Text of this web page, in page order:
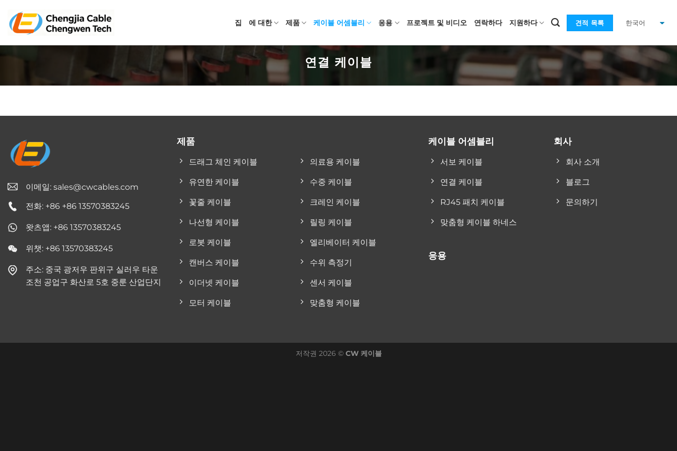
로
집 에 대한 제품 케이블 어셈블리 응용 프로젝트 및 비디오 연락하다 지원하다 견적 목록
연결 케이블
이메일: sales@cwcables.com
전화: +86 +86 13570383245
왓츠앱: +86 13570383245
위챗: +86 13570383245
주소: 중국 광저우 판위구 실러우 타운
조천 공업구 화산로 5호 중룬 산업단지
제품
드래그 체인 케이블
유연한 케이블
꽃줄 케이블
나선형 케이블
로봇 케이블
캔버스 케이블
이더넷 케이블
모터 케이블
의료용 케이블
수중 케이블
크레인 케이블
릴링 케이블
엘리베이터 케이블
수위 측정기
센서 케이블
맞춤형 케이블
케이블 어셈블리
서보 케이블
연결 케이블
RJ45 패치 케이블
맞춤형 케이블 하네스
응용
회사
회사 소개
블로그
문의하기
저작권 2026 © CW 케이블